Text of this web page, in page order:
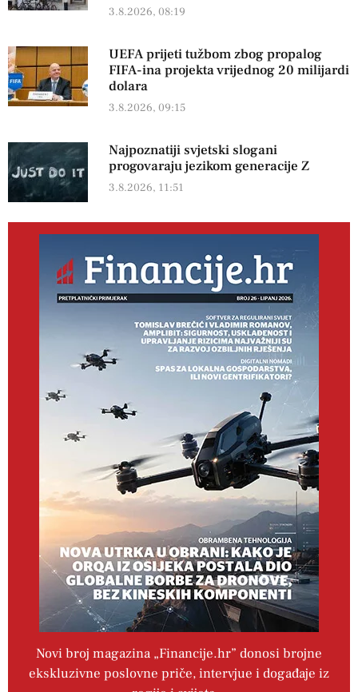
3.8.2026, 08:19
UEFA prijeti tužbom zbog propalog
FIFA-ina projekta vrijednog 20 milijardi
dolara
3.8.2026, 09:15
Najpoznatiji svjetski slogani
progovaraju jezikom generacije Z
3.8.2026, 11:51
Novi broj magazina „Financije.hr” donosi brojne
ekskluzivne poslovne priče, intervjue i događaje iz